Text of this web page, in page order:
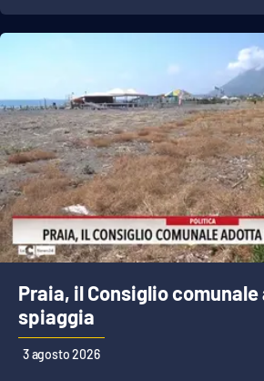
Food
Storie
LAC
NETWORK
Lacplay.it
Lactv.it
Laconair.it
Praia, il Consiglio
spiaggia
3 agosto 2026